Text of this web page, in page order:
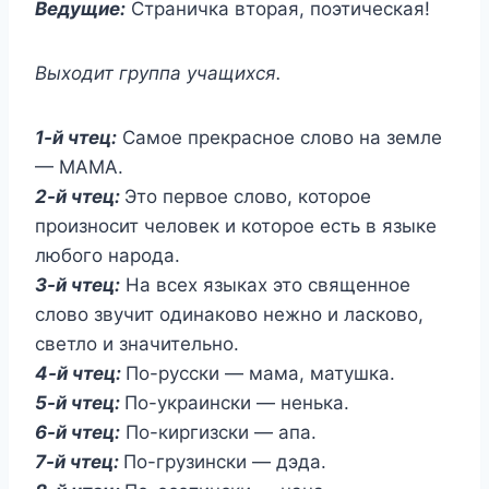
Ведущие: Страничка вторая, поэтическая!
Выходит группа учащихся.
1-й чтец: Самое прекрасное слово на земле
— МАМА.
2-й чтец: Это первое слово, которое
произносит человек и которое есть в языке
любого народа.
3-й чтец: На всех языках это священное
слово звучит одинаково нежно и ласково,
светло и значительно.
4-й чтец: По-русски — мама, матушка.
5-й чтец: По-украински — ненька.
6-й чтец: По-киргизски — апа.
7-й чтец: По-грузински — дэда.